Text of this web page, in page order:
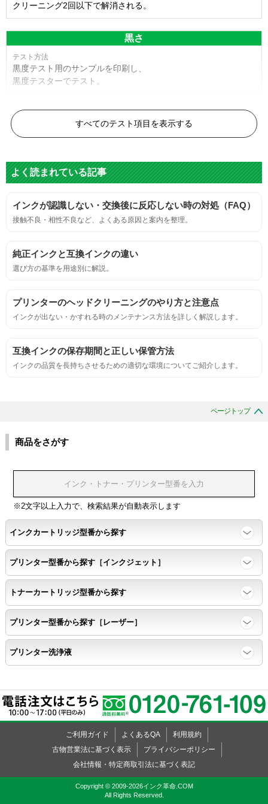
クリーニング2回以下で解消される。
黒さ
黒度テスト用のサンプルを印刷し、
黒度テスターでテスト。
黒度の技術基準に適合する。
標準カラーサンプルを印刷する。
鮮やか、リアル、彩度、シャープなど、
におい
互換性
色同士のにじみがないこと。
浸透性
浸透性テスト用のサンプルを印刷する。
任意の色を背景として使用し、
背景と違う色で8号サイズのArialフォントで
鮮明に印刷できること。
速乾性
互換性テストサンプルを5ページ連続印刷する。
飛び散り
標準カラーサンプル /
互換性テストサンプルを印刷する。
印刷の仕上がりが精細で均一であり、
インクの飛び散りもない。
すべてのテスト項目を表示する
よく読まれている記事
インクが認識しない・交換後に反応しない時の対処（FAQ）
接触不良・相性不良など、よくある原因と案内を整理。
純正インクと互換インクの違い
選び方の基準を用途別に解説。
プリンターのヘッドクリーニングのやり方と注意点
インクが出ない・かすれる時のメンテナンス方法を詳しく解説します。
互換インクの保存期間と正しい保管方法
インクの品質を長持ちさせるための適切な環境についてご紹介します。
ページトップ
商品をさがす
※2文字以上入力で、検索結果が自動表示します
インクカートリッジ型番から探す
プリンター型番から探す［インクジェット］
トナーカートリッジ型番から探す
プリンター型番から探す［レーザー］
プリンター洗浄液
ご利用ガイド よくあるQA
利用規約
古物営業法に基づく表示
プライバシーポリシー
会社情報・特定商取引法に基づく表記
Copyright © 2009-2026インク革命.COM
All Rights Reserved.